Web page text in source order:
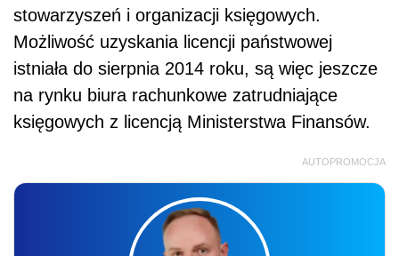
stowarzyszeń i organizacji księgowych.
Możliwość uzyskania licencji państwowej
istniała do sierpnia 2014 roku, są więc jeszcze
na rynku biura rachunkowe zatrudniające
księgowych z licencją Ministerstwa Finansów.
AUTOPROMOCJA